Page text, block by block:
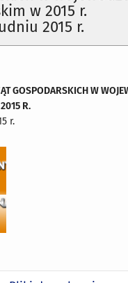
w 2015 r.
2015 r.
GOSPODARSKICH W
R.
r.